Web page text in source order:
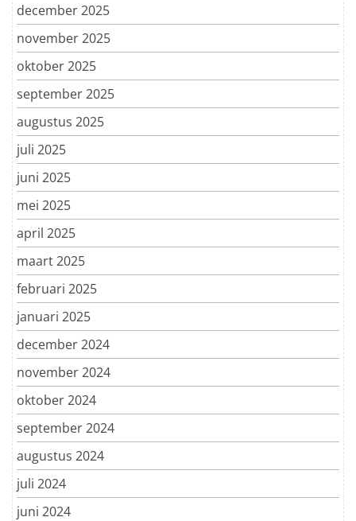
december 2025
november 2025
oktober 2025
september 2025
augustus 2025
juli 2025
juni 2025
mei 2025
april 2025
maart 2025
februari 2025
januari 2025
december 2024
november 2024
oktober 2024
september 2024
augustus 2024
juli 2024
juni 2024